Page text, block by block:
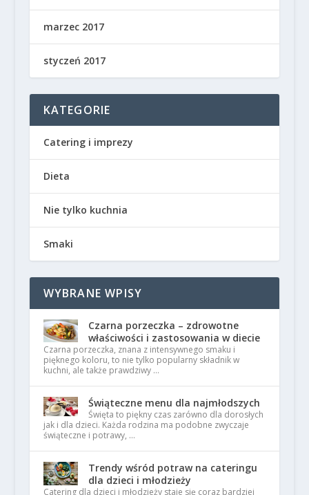
marzec 2017
styczeń 2017
KATEGORIE
Catering i imprezy
Dieta
Nie tylko kuchnia
Smaki
WYBRANE WPISY
Czarna porzeczka – zdrowotne
właściwości i zastosowania w diecie
Czarna porzeczka, znana z intensywnego smaku i
pięknego koloru, to nie tylko popularny składnik w
kuchni, ale także prawdziwy …
Świąteczne menu dla najmłodszych
Święta to piękny czas zarówno dla dorosłych
jak i dla dzieci. Każda rodzina ma podobne zwyczaje
świąteczne i potrawy, …
Trendy wśród potraw na cateringu
dla dzieci i młodzieży
Catering dla dzieci i młodzieży staje się coraz bardziej